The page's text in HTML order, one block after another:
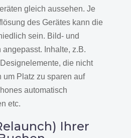
gleich aussehen. Je
des Gerätes kann die
sein. Bild- und
Inhalte, z.B.
die nicht
Platz zu sparen auf
automatisch
etc.
Ihrer